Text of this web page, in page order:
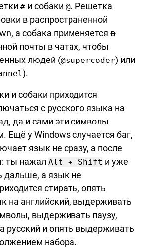
# и собаки@. Решетка
в распространенной
а собака применяетсяв
почтыв чатах, чтобы
людей (@supercoder) или
).
и собаки приходится
с русского языка на
да и сами эти символы
Ещё у Windows случается баг,
язык не сразу, а после
ты нажалAlt + Shift и уже
дальше, а язык не
стирать, опять
на английский, выдерживать
выдерживать паузу,
русский и опять выдерживать
набора.